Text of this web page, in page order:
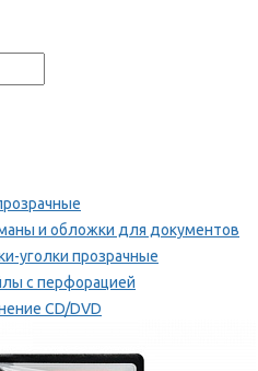
и обложки для документов
уголки прозрачные
с перфорацией
CD/DVD